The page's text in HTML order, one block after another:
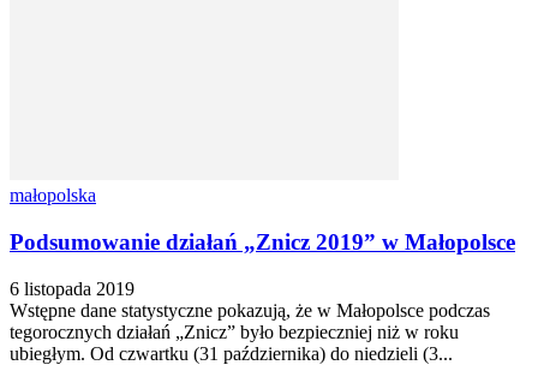
małopolska
Podsumowanie działań „Znicz 2019” w Małopolsce
6 listopada 2019
Wstępne dane statystyczne pokazują, że w Małopolsce podczas
tegorocznych działań „Znicz” było bezpieczniej niż w roku
ubiegłym. Od czwartku (31 października) do niedzieli (3...